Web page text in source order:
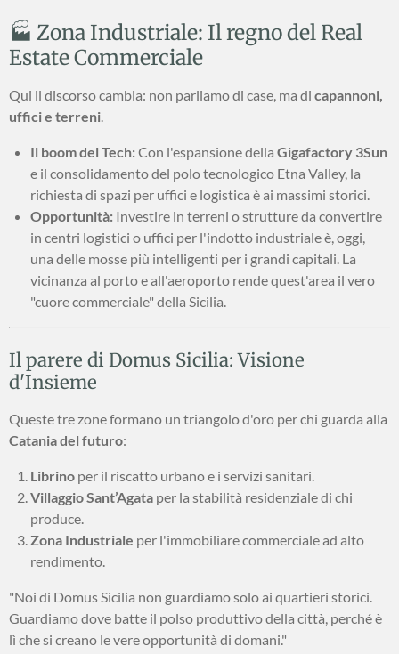
🏭 Zona Industriale: Il regno del Real
Estate Commerciale
Qui il discorso cambia: non parliamo di case, ma di capannoni,
uffici e terreni
Il boom del Tech:Con l'espansione della Gigafactory 3Sun
e il consolidamento del polo tecnologico Etna Valley, la
richiesta di spazi per uffici e logistica è ai massimi storici.
Opportunità: Investire in terreni o strutture da convertire
in centri logistici o uffici per l'indotto industriale è, oggi,
una delle mosse più intelligenti per i grandi capitali. La
vicinanza al porto e all'aeroporto rende quest'area il vero
"cuore commerciale" della Sicilia.
Il parere di Domus Sicilia: Visione
d'Insieme
Queste tre zone formano un triangolo d'oro per chi guarda alla
Catania del futuro:
Librino per il riscatto urbano e i servizi sanitari.
Villaggio Sant’Agata per la stabilità residenziale di chi
produce.
Zona Industriale per l'immobiliare commerciale ad alto
rendimento.
"Noi di Domus Sicilia non guardiamo solo ai quartieri storici.
Guardiamo dove batte il polso produttivo della città, perché è
lì che si creano le vere opportunità di domani."